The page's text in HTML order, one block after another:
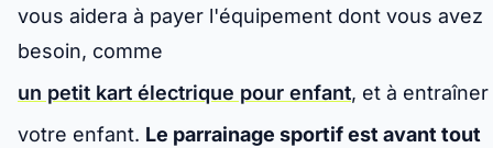
vous aidera à payer l'équipement dont vous avez
besoin, comme
un petit kart électrique pour enfant, et à entraîner
votre enfant. Le parrainage sportif est avant tout